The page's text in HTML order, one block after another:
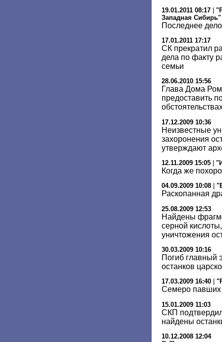
19.01.2011 08:17 |
Западная Сибирь"
Последнее
17.01.2011 17:17
СК прекратил
дела по факту
семьи
28.06.2010 15:56
Глава Дома
предоставить
17.12.2009 10:36
Неизвестные
захоронения
утверждают
12.11.2009 15:05
Когда же
04.09.2009 10:08
Раскопанная
25.08.2009 12:53
Найдены
серной
уничтожения
30.03.2009 10:16
Погиб главный
останков
17.03.2009 16:40
Семеро павших
15.01.2009 11:03
СКП
найдены
10.12.2008 12:04